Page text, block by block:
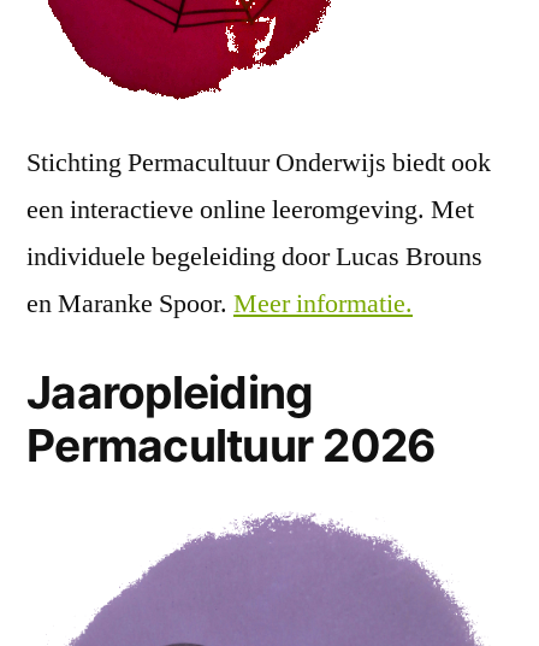
Stichting Permacultuur Onderwijs biedt ook
een interactieve online leeromgeving. Met
individuele begeleiding door Lucas Brouns
en Maranke Spoor. Meer informatie.
Jaaropleiding
Permacultuur 2026